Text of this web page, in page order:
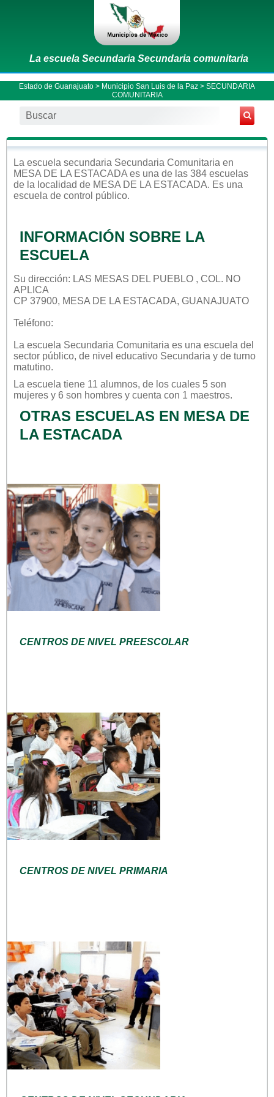
La escuela Secundaria Secundaria comunitaria
Estado de Guanajuato > Municipio San Luis de la Paz > SECUNDARIA
COMUNITARIA
La escuela secundaria Secundaria Comunitaria en
MESA DE LA ESTACADA es una de las 384 escuelas
de la localidad de MESA DE LA ESTACADA. Es una
escuela de control público.
INFORMACIÓN SOBRE LA
ESCUELA
Su dirección: LAS MESAS DEL PUEBLO , COL. NO
APLICA
CP 37900, MESA DE LA ESTACADA, GUANAJUATO
Teléfono:
La escuela Secundaria Comunitaria es una escuela del
sector público, de nivel educativo Secundaria y de turno
matutino.
La escuela tiene 11 alumnos, de los cuales 5 son
mujeres y 6 son hombres y cuenta con 1 maestros.
OTRAS ESCUELAS EN MESA DE
LA ESTACADA
CENTROS DE NIVEL PREESCOLAR
CENTROS DE NIVEL PRIMARIA